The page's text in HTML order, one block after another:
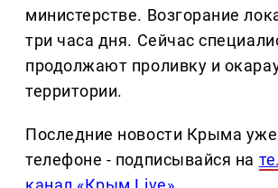
министерстве. Возгорание
три часа дня. Сейчас
продолжают проливку и
территории.
Последние новости Крыма
телефоне - подписывайся на